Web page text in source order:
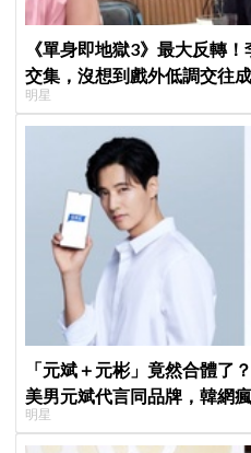
《單身即地獄3》最大反轉
交集，沒想到戲外低調交往
明星
「元斌＋元彬」竟然合體了
美男元斌代言同品牌，韓網
明星